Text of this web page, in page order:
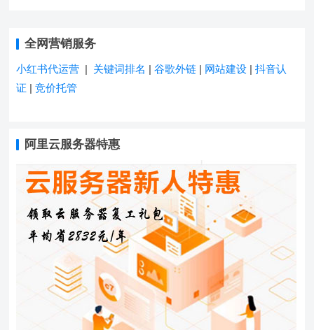
全网营销服务
小红书代运营 | 关键词排名 |谷歌外链 | 网站建设 |抖音认
证 |竞价托管
阿里云服务器特惠